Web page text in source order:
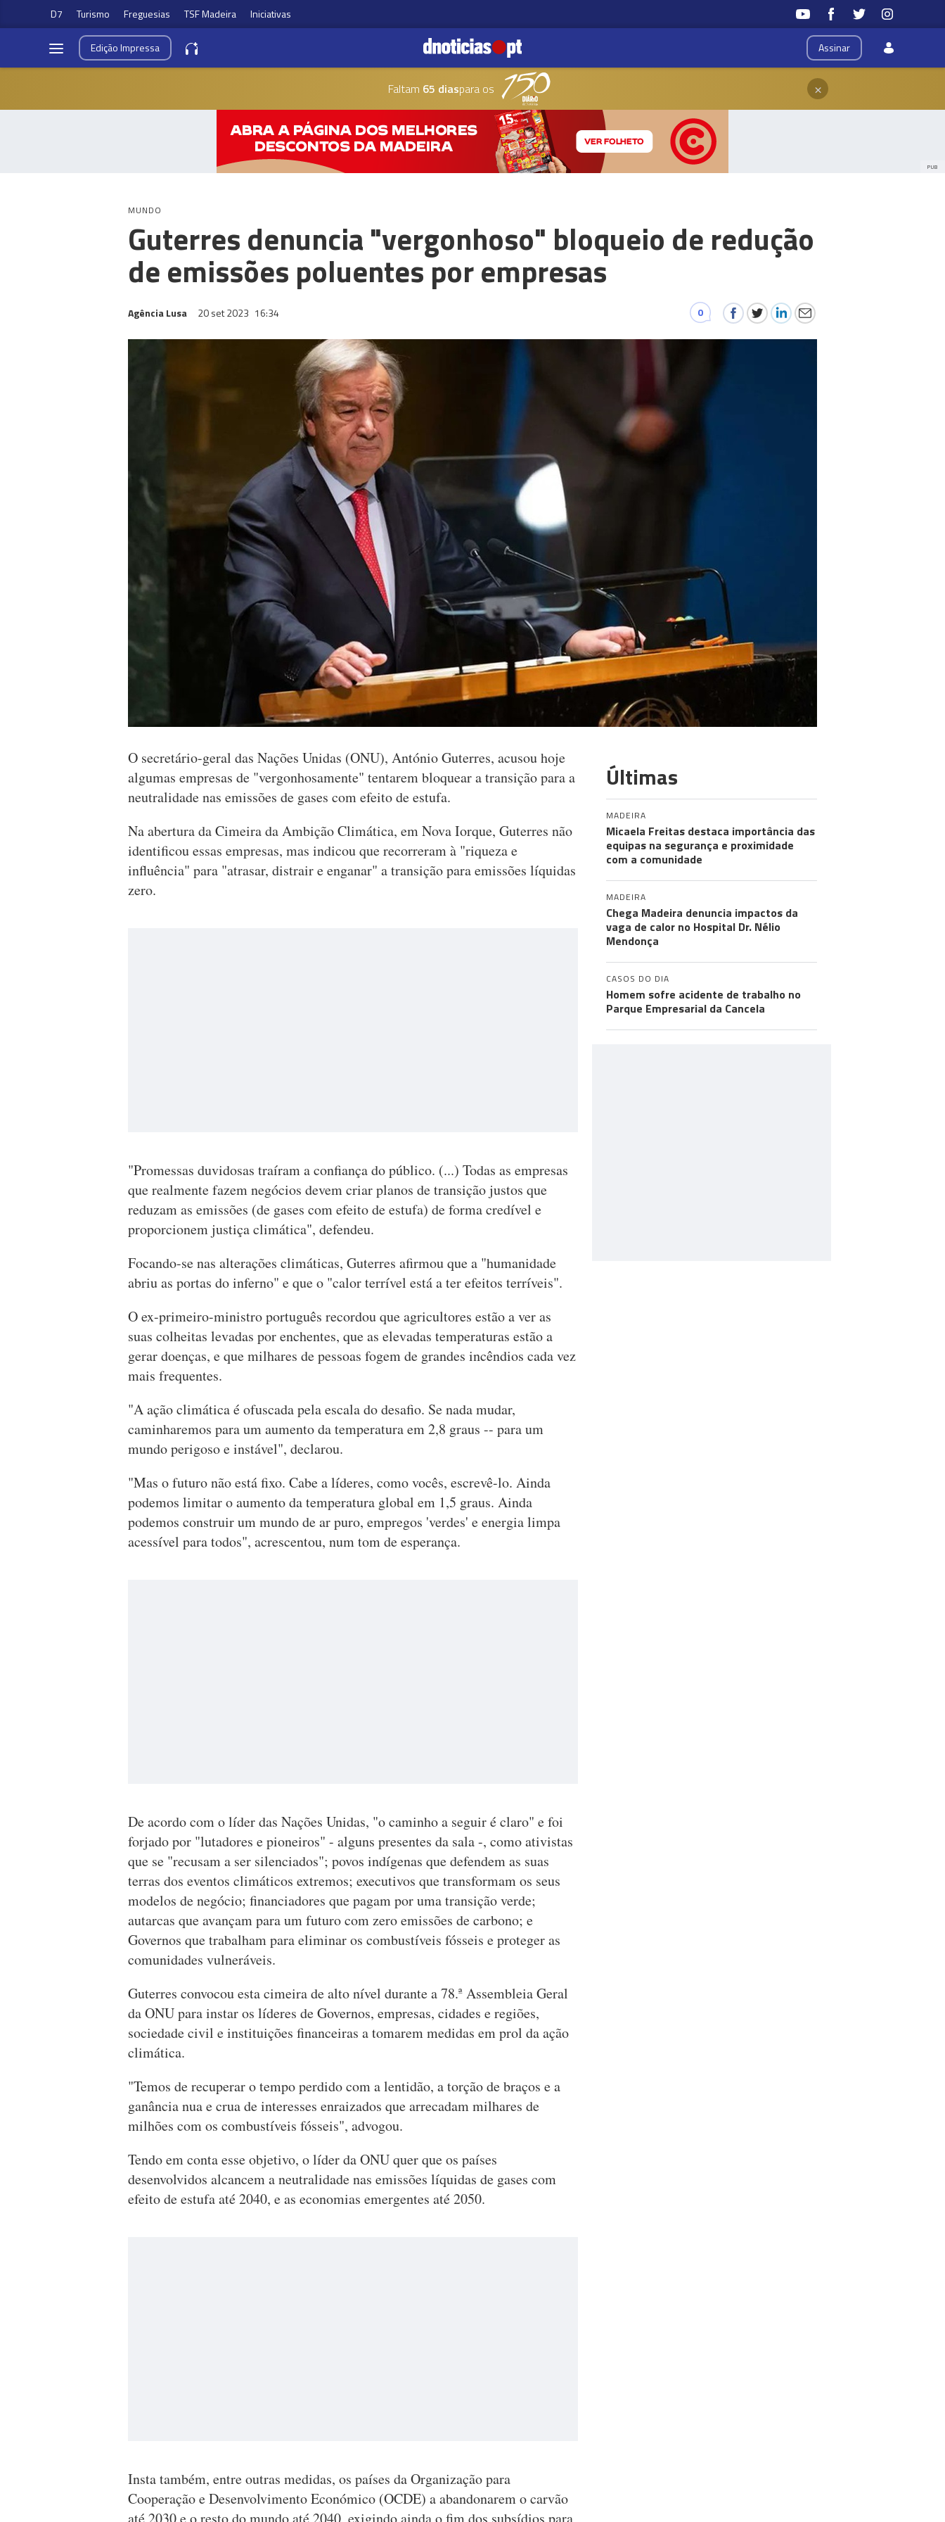
D7 Turismo Freguesias TSF Madeira Iniciativas
Assinar
EdiçãoImpressa
Faltam 65 diaspara os ×
PUB
MUNDO
Guterres denuncia "vergonhoso" bloqueio de redução
de emissões poluentes por empresas
Agência Lusa 20 set 2023 16:34 0
O secretário-geral das Nações Unidas (ONU), António Guterres, acusou hoje
algumas empresas de "vergonhosamente" tentarem bloquear a transição para a
neutralidade nas emissões de gases com efeito de estufa.
Na abertura da Cimeira da Ambição Climática, em Nova Iorque, Guterres não
identificou essas empresas, mas indicou que recorreram à "riqueza e
influência" para "atrasar, distrair e enganar" a transição para emissões líquidas
zero.
"Promessas duvidosas traíram a confiança do público. (...) Todas as empresas
que realmente fazem negócios devem criar planos de transição justos que
reduzam as emissões (de gases com efeito de estufa) de forma credível e
proporcionem justiça climática", defendeu.
Focando-se nas alterações climáticas, Guterres afirmou que a "humanidade
abriu as portas do inferno" e que o "calor terrível está a ter efeitos terríveis".
O ex-primeiro-ministro português recordou que agricultores estão a ver as
suas colheitas levadas por enchentes, que as elevadas temperaturas estão a
gerar doenças, e que milhares de pessoas fogem de grandes incêndios cada vez
mais frequentes.
"A ação climática é ofuscada pela escala do desafio. Se nada mudar,
caminharemos para um aumento da temperatura em 2,8 graus -- para um
mundo perigoso e instável", declarou.
"Mas o futuro não está fixo. Cabe a líderes, como vocês, escrevê-lo. Ainda
podemos limitar o aumento da temperatura global em 1,5 graus. Ainda
podemos construir um mundo de ar puro, empregos 'verdes' e energia limpa
acessível para todos", acrescentou, num tom de esperança.
De acordo com o líder das Nações Unidas, "o caminho a seguir é claro" e foi
forjado por "lutadores e pioneiros" - alguns presentes da sala -, como ativistas
que se "recusam a ser silenciados"; povos indígenas que defendem as suas
terras dos eventos climáticos extremos; executivos que transformam os seus
modelos de negócio; financiadores que pagam por uma transição verde;
autarcas que avançam para um futuro com zero emissões de carbono; e
Governos que trabalham para eliminar os combustíveis fósseis e proteger as
comunidades vulneráveis.
Guterres convocou esta cimeira de alto nível durante a 78.ª Assembleia Geral
da ONU para instar os líderes de Governos, empresas, cidades e regiões,
sociedade civil e instituições financeiras a tomarem medidas em prol da ação
climática.
"Temos de recuperar o tempo perdido com a lentidão, a torção de braços e a
ganância nua e crua de interesses enraizados que arrecadam milhares de
milhões com os combustíveis fósseis", advogou.
Tendo em conta esse objetivo, o líder da ONU quer que os países
desenvolvidos alcancem a neutralidade nas emissões líquidas de gases com
efeito de estufa até 2040, e as economias emergentes até 2050.
Insta também, entre outras medidas, os países da Organização para
Cooperação e Desenvolvimento Económico (OCDE) a abandonarem o carvão
Últimas
MADEIRA
Micaela Freitas destaca importância das
equipas na segurança e proximidade
com a comunidade
MADEIRA
Chega Madeira denuncia impactos da
vaga de calor no Hospital Dr. Nélio
Mendonça
CASOS DO DIA
Homem sofre acidente de trabalho no
Parque Empresarial da Cancela